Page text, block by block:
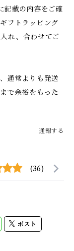
記載の内容をご確
フトラッピング
れ、合わせてご
通常よりも発送
で余裕をもった
通報する
(36)
ポスト